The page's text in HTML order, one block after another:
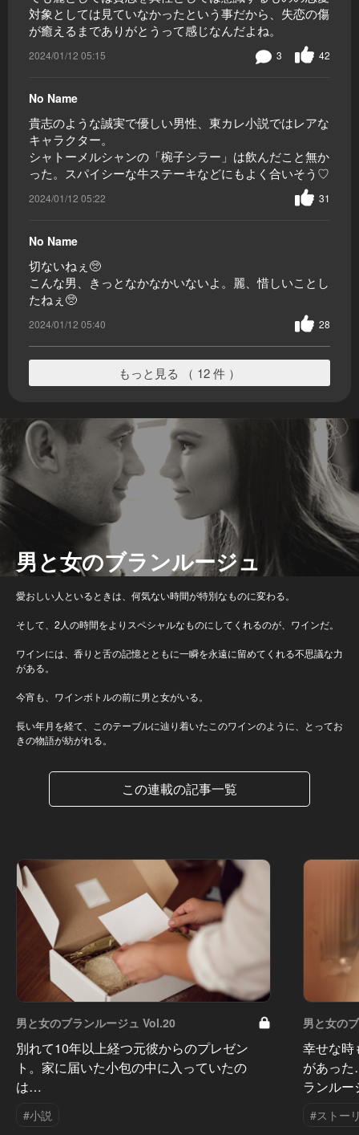
対象としては見ていなかったという事だから、失恋の傷
が癒えるまでありがとうって感じなんだよね。
2024/01/12 05:15 42
3
No Name
貴志のような誠実で優しい男性、東カレ小説ではレアな
キャラクター。
シャトーメルシャンの「椀子シラー」は飲んだこと無か
った。スパイシーな牛ステーキなどにもよく合いそう♡
2024/01/12 05:22 31
No Name
切ないねぇ🥺
こんな男、きっとなかなかいないよ。麗、惜しいことし
たねぇ🥺
2024/01/12 05:40 28
もっと見る （ 12 件 ）
男と女のブランルージュ
愛おしい人といるときは、何気ない時間が特別なものに変わる。
そして、2人の時間をよりスペシャルなものにしてくれるのが、ワインだ。
ワインには、香りと舌の記憶とともに一瞬を永遠に留めてくれる不思議な力
がある。
今宵も、ワインボトルの前に男と女がいる。
長い年月を経て、このテーブルに辿り着いたこのワインのように、とってお
きの物語が紡がれる。
この連載の記事一覧
男と女のブランルージュ Vol.20
別れて10年以上経つ元彼からのプレゼン
ト。家に届いた小包の中に入っていたの
は…
#小説
男と女の
幸せな時
があっ
ランルー
#ストー